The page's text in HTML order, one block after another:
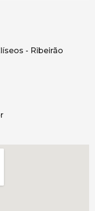
- Ribeirão